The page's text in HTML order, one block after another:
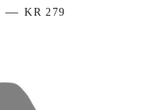
— VANLIG PRIS
KR 279